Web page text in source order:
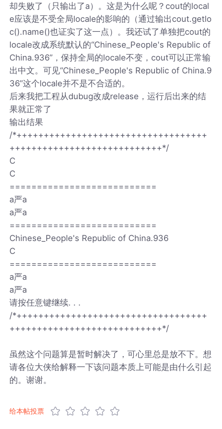
却失败了（只输出了a）。这是为什么呢？cout的local
e应该是不受全局locale的影响的（通过输出cout.getlo
c().name()也证实了这一点）。我还试了单独把cout的
locale改成系统默认的“Chinese_People's Republic of
China.936”，保持全局的locale不变，cout可以正常输
出中文。可见“Chinese_People's Republic of China.9
36”这个locale并不是不合适的。
后来我把工程从dubug改成release，运行后出来的结
果就正常了
输出结果
/*+++++++++++++++++++++++++++++++++++
++++++++++++++++++++++++++++*/
C
C
===========================
a严a
a严a
===========================
Chinese_People's Republic of China.936
C
===========================
a严a
a严a
请按任意键继续. . .
/*+++++++++++++++++++++++++++++++++++
++++++++++++++++++++++++++++*/
虽然这个问题算是暂时解决了，可心里总是放不下。想
请各位大侠给解释一下该问题本质上可能是由什么引起
的。谢谢。
给本帖投票